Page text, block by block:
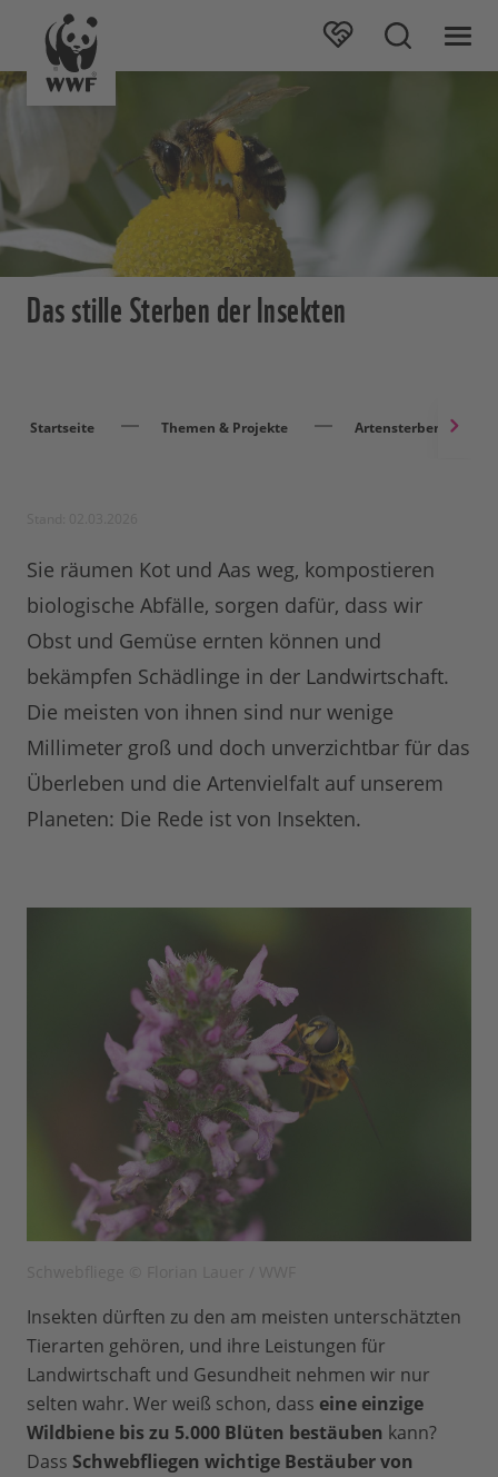
Das stille Sterben der Insekten
Startseite Themen & Projekte Artensterben
Sie räumen Kot und Aas weg, kompostieren
biologische Abfälle, sorgen dafür, dass wir
Obst und Gemüse ernten können und
bekämpfen Schädlinge in der Landwirtschaft.
Die meisten von ihnen sind nur wenige
Millimeter groß und doch unverzichtbar für das
Überleben und die Artenvielfalt auf unserem
Planeten: Die Rede ist von Insekten.
Insekten dürften zu den am meisten unterschätzten
Tierarten gehören, und ihre Leistungen für
Landwirtschaft und Gesundheit nehmen wir nur
selten wahr. Wer weiß schon, dass eine einzige
Wildbiene bis zu 5.000 Blüten bestäuben kann?
Dass Schwebfliegen wichtige Bestäuber von